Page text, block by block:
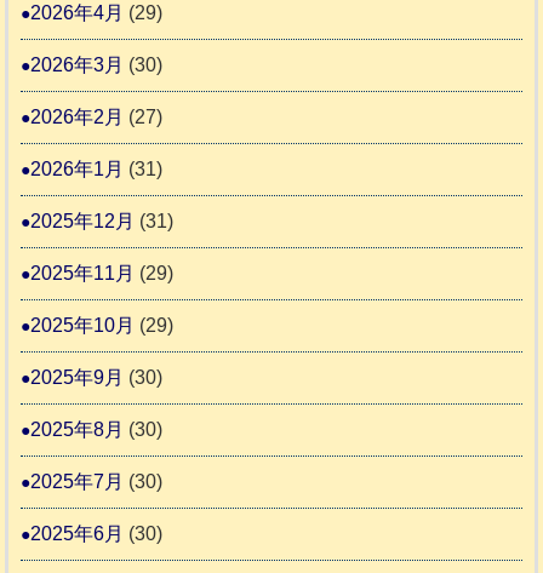
議
援
報
2026年4月 (29)
2026年3月 (30)
2026年2月 (27)
2026年1月 (31)
2025年12月 (31)
2025年11月 (29)
2025年10月 (29)
2025年9月 (30)
2025年8月 (30)
2025年7月 (30)
2025年6月 (30)